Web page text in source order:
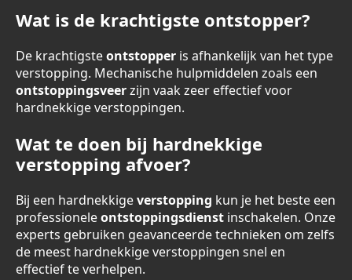
Wat is de krachtigste ontstopper?
De krachtigsteontstopper is afhankelijk van het type
verstopping. Mechanische hulpmiddelen zoals een
ontstoppingsveerzijn vaak zeer effectief voor
hardnekkige verstoppingen.
Wat te doen bij hardnekkige
verstopping afvoer?
Bij een hardnekkigeverstopping kun je het beste een
professioneleontstoppingsdienst inschakelen. Onze
experts gebruiken geavanceerde technieken om zelfs
de meest hardnekkige verstoppingen snel en
effectief te verhelpen.